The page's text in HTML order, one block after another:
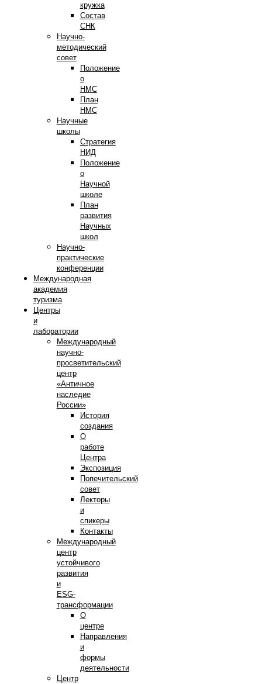
кружка
Состав
СНК
Научно-
методический
совет
Положение
о
НМС
План
НМС
Научные
школы
Стратегия
НИД
Положение
о
Научной
школе
План
развития
Научных
школ
Научно-
практические
конференции
Международная
академия
туризма
Центры
и
лаборатории
Международный
научно-
просветительский
центр
«Античное
наследие
России»
История
создания
О
работе
Центра
Экспозиция
Попечительский
совет
Лекторы
и
спикеры
Контакты
Международный
центр
устойчивого
развития
и
ESG-
трансформации
О
центре
Направления
и
формы
деятельности
Центр